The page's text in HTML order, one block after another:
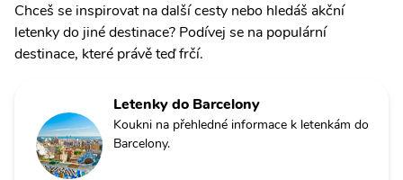
Chceš se inspirovat na další cesty nebo hledáš akční
letenky do jiné destinace? Podívej se na populární
destinace, které právě teď frčí.
Letenky do Barcelony
Koukni na přehledné informace k letenkám do
Barcelony.